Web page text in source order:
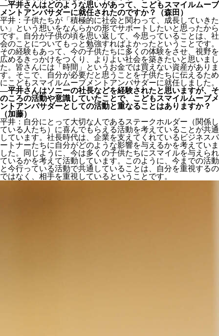
―平井さんはどのような思いがあって、こどもスマイルムーブ
メントアンバサダーに就任されたのですか？（森田）
平井：子供たちが「積極的に社会と関わって、成長していきた
い」という想いをなんらかの形でサポートしたいと思ったから
です。自分が子供の頃を思い返して、今思っていることは、社
会のことについてもっと勉強すればよかったということです。
その経験もあって、今の子供たちに多くの体験をさせ、視野を
広めるきっかけをつくり、よりよい社会を築きたいと思いまし
た。皆さんには「時間」というお金では買えない資産がありま
す。そこで、自分が必要だと思うことを子供たちに伝えるため
にこどもスマイルムーブメントアンバサダーに就任しました。
―平井さんはソニーの社長などを経験されたと思いますが、そ
のころの活動や意識していたことで、こどもスマイルムーブメ
ントアンバサダーとしての活動と重なることはありますか？
（加藤）
平井：自分にとって大切な人であるステークホルダー（関係し
ている人たち）に喜んでもらえる活動を考えていることが共通
しています。社長時代は、企業を支えてくれているビジネスパ
ートナーたちに自分がどのような影響を与えるかを考えていま
した。同じように、今は多くの子供たちにスマイルを与えられ
ているかを考えて活動しています。このように、今までの活動
と今行っている活動で共通していることは、自分を重視するの
ではなく、相手を重視しているということです。